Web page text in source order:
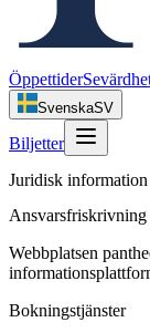
Öppettider
SvenskaSV
Biljetter
Juridisk information
Ansvarsfriskrivning
Webbplatsen
Bokningstjänster